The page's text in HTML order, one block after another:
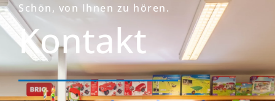
Schön, von Ihnen zu hören.
Kontakt